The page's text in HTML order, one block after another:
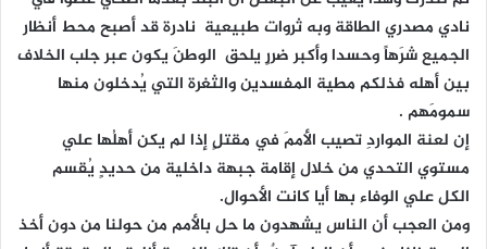
نادي مصدري الطاقة وبه ثروات طبيعية نادرة قد أصبح محط أنظار
الجميع شرَهاً وحسدا وأكبر ضررٍ يلحق الوطنَ يكون عبر جلب الخلاف
بين أهله فذلكم مطية المفسدين والثغرة التي يُدخلون منها
سمومَهم .
إن لعنة المواردِ تصيب الأممَ في مقتلٍ إذا لم يكن أهلُها علي
مستوي التحدي من خلال إقامة جبهة داخلية من حديدٍ يُقسم
الكل علي الوفاء بها أيا كانت الأحوال.
ومن العجب أن الناس يشهدون ما حل بالأمم من حولنا من دون أخذ